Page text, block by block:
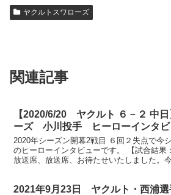
ヤクルトスワローズ
関連記事
【2020/6/20 ヤクルト ６－２ 中
ーズ 小川投手 ヒーローインタビ
2020年シーズン開幕2戦目 ６回２失点で今
のヒーローインタビューです。 【試合結果
放送席、放送席、お待たせいたしました。
2021年9月23日 ヤクルト・西浦